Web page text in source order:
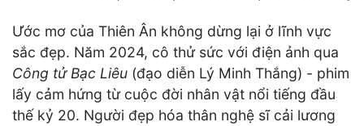
Ước mơ của Thiên Ân không dừng lại ở lĩnh vực
sắc đẹp. Năm 2024, cô thử sức với điện ảnh qua
Công tử Bạc Liêu (đạo diễn Lý Minh Thắng) - phim
lấy cảm hứng từ cuộc đời nhân vật nổi tiếng đầu
thế kỷ 20. Người đẹp hóa thân nghệ sĩ cải lương